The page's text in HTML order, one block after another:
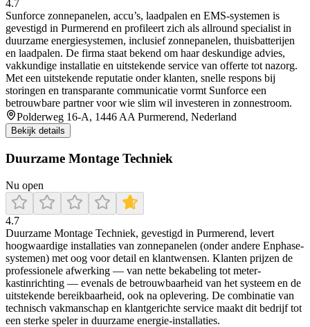
4.7
Sunforce zonnepanelen, accu’s, laadpalen en EMS-systemen is
gevestigd in Purmerend en profileert zich als allround specialist in
duurzame energiesystemen, inclusief zonnepanelen, thuisbatterijen
en laadpalen. De firma staat bekend om haar deskundige advies,
vakkundige installatie en uitstekende service van offerte tot nazorg.
Met een uitstekende reputatie onder klanten, snelle respons bij
storingen en transparante communicatie vormt Sunforce een
betrouwbare partner voor wie slim wil investeren in zonnestroom.
Polderweg 16-A, 1446 AA Purmerend, Nederland
Bekijk details
Duurzame Montage Techniek
Nu open
4.7
Duurzame Montage Techniek, gevestigd in Purmerend, levert
hoogwaardige installaties van zonnepanelen (onder andere Enphase-
systemen) met oog voor detail en klantwensen. Klanten prijzen de
professionele afwerking — van nette bekabeling tot meter-
kastinrichting — evenals de betrouwbaarheid van het systeem en de
uitstekende bereikbaarheid, ook na oplevering. De combinatie van
technisch vakmanschap en klantgerichte service maakt dit bedrijf tot
een sterke speler in duurzame energie-installaties.